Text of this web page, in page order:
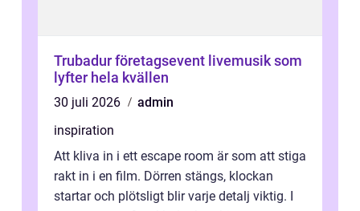
Trubadur företagsevent livemusik som
lyfter hela kvällen
30 juli 2026
admin
inspiration
Att kliva in i ett escape room är som att stiga
rakt in i en film. Dörren stängs, klockan
startar och plötsligt blir varje detalj viktig. I